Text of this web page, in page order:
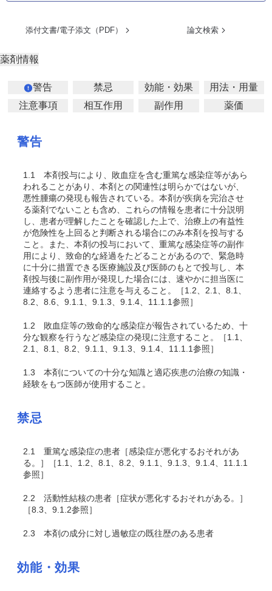
添付文書/電子添文（PDF） 論文検索
薬剤情報
警告 禁忌 効能・効果
用法・用量
注意事項
相互作用 副作用 薬価
警告
1.1
本剤投与により、敗血症を含む重篤な感染症等があら
われることがあり、本剤との関連性は明らかではないが、
悪性腫瘍の発現も報告されている。本剤が疾病を完治させ
る薬剤でないことも含め、これらの情報を患者に十分説明
し、患者が理解したことを確認した上で、治療上の有益性
が危険性を上回ると判断される場合にのみ本剤を投与する
こと。また、本剤の投与において、重篤な感染症等の副作
用により、致命的な経過をたどることがあるので、緊急時
に十分に措置できる医療施設及び医師のもとで投与し、本
剤投与後に副作用が発現した場合には、速やかに担当医に
連絡するよう患者に注意を与えること。［1.2、2.1、8.1、
8.2、8.6、9.1.1、9.1.3、9.1.4、11.1.1参照］
1.2 敗血症等の致命的な感染症が報告されているため、十
分な観察を行うなど感染症の発現に注意すること。［1.1、
2.1、8.1、8.2、9.1.1、9.1.3、9.1.4、11.1.1参照］
1.3 本剤についての十分な知識と適応疾患の治療の知識・
経験をもつ医師が使用すること。
禁忌
2.1
重篤な感染症の患者［感染症が悪化するおそれがあ
る。］［1.1、1.2、8.1、8.2、9.1.1、9.1.3、9.1.4、11.1.1
参照］
2.2 活動性結核の患者［症状が悪化するおそれがある。］
［8.3、9.1.2参照］
2.3 本剤の成分に対し過敏症の既往歴のある患者
効能・効果